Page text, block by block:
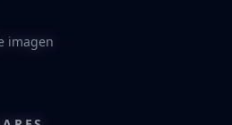
imagen